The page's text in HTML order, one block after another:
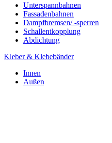
Unterspannbahnen
Fassadenbahnen
Dampfbremsen/ -sperren
Schallentkopplung
Abdichtung
Kleber & Klebebänder
Innen
Außen